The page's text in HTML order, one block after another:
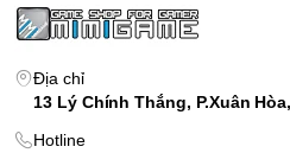
Địa chỉ
13 Lý Chính Thắng, P.Xuân
Hotline